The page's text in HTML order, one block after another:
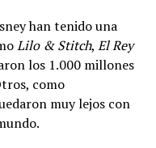
han tenido una
Lilo & Stitch, El Rey
los 1.000 millones
como
muy lejos con